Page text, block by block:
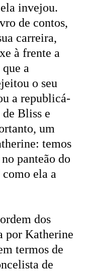
invejou.
de contos,
carreira,
à frente a
a
o seu
a republicá-
Bliss e
um
temos
panteão do
ela a
dos
por Katherine
termos de
de